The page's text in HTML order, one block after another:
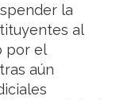
la
al
por el
aún